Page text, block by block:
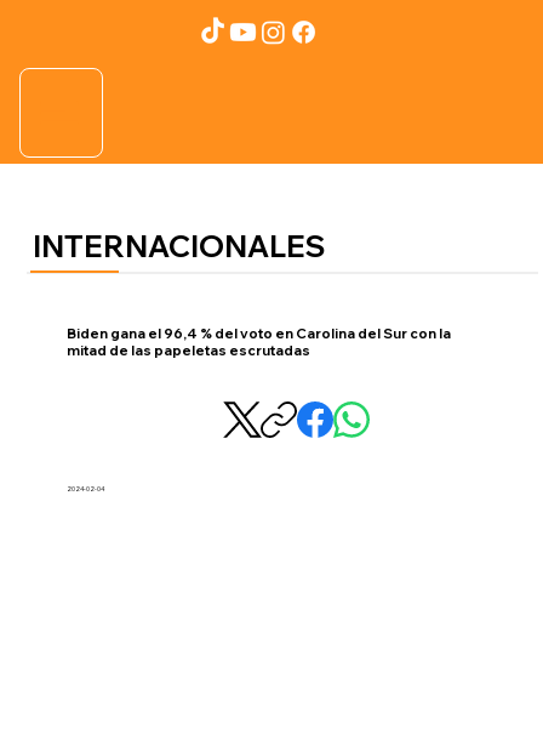
INTERNACIONALES
Biden gana el 96,4 % del voto en Carolina del Sur con la
mitad de las papeletas escrutadas
2024-02-04